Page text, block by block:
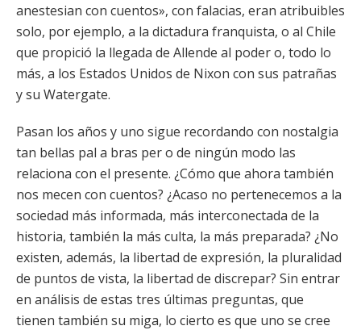
anestesian con cuentos», con falacias, eran atribuibles
solo, por ejemplo, a la dictadura franquista, o al Chile
que propició la llegada de Allende al poder o, todo lo
más, a los Estados Unidos de Nixon con sus patrañas
y su Watergate.
Pasan los años y uno sigue recordando con nostalgia
tan bellas pal a bras per o de ningún modo las
relaciona con el presente. ¿Cómo que ahora también
nos mecen con cuentos? ¿Acaso no pertenecemos a la
sociedad más informada, más interconectada de la
historia, también la más culta, la más preparada? ¿No
existen, además, la libertad de expresión, la pluralidad
de puntos de vista, la libertad de discrepar? Sin entrar
en análisis de estas tres últimas preguntas, que
tienen también su miga, lo cierto es que uno se cree